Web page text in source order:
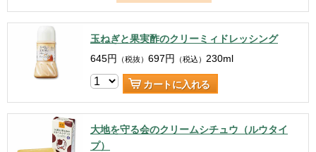
玉ねぎと果実酢のクリーミィドレッシング
645円 （税抜） 697円 （税込） 230ml
カートに入れる
大地を守る会のクリームシチュウ（ルウタイ
プ）